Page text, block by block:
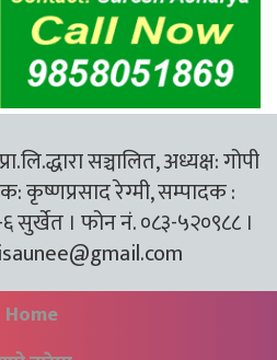
सञ्चालित, अध्यक्ष: गोपी
कृष्णप्रसाद रेग्मी, सम्पादक :
६ सुर्खेत । फोन नं. ०८३-५२०९८८ ।
Home